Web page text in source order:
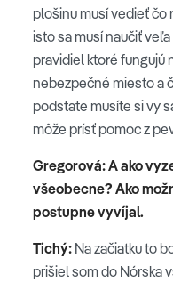
plošinu musí vedieť čo
isto sa musí naučiť
pravidiel ktoré fungujú
nebezpečné miesto a
podstate musíte si vy
môže prísť pomoc z
Gregorová: A ako
všeobecne? Ako
postupne vyvíjal.
Tichý: Na začiatku to
prišiel som do Nórska